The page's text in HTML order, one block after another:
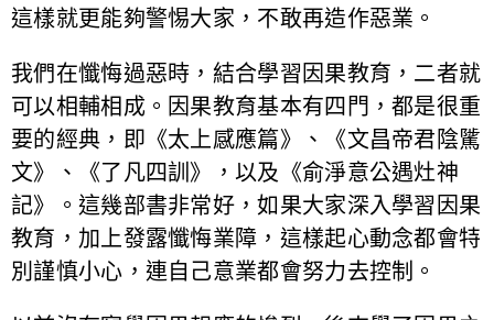
這樣就更能夠警惕大家，不敢再造作惡業。
我們在懺悔過惡時，結合學習因果教育，二者就
可以相輔相成。因果教育基本有四門，都是很重
要的經典，即《太上感應篇》、《文昌帝君陰騭
文》、《了凡四訓》，以及《俞淨意公遇灶神
記》。這幾部書非常好，如果大家深入學習因果
教育，加上發露懺悔業障，這樣起心動念都會特
別謹慎小心，連自己意業都會努力去控制。